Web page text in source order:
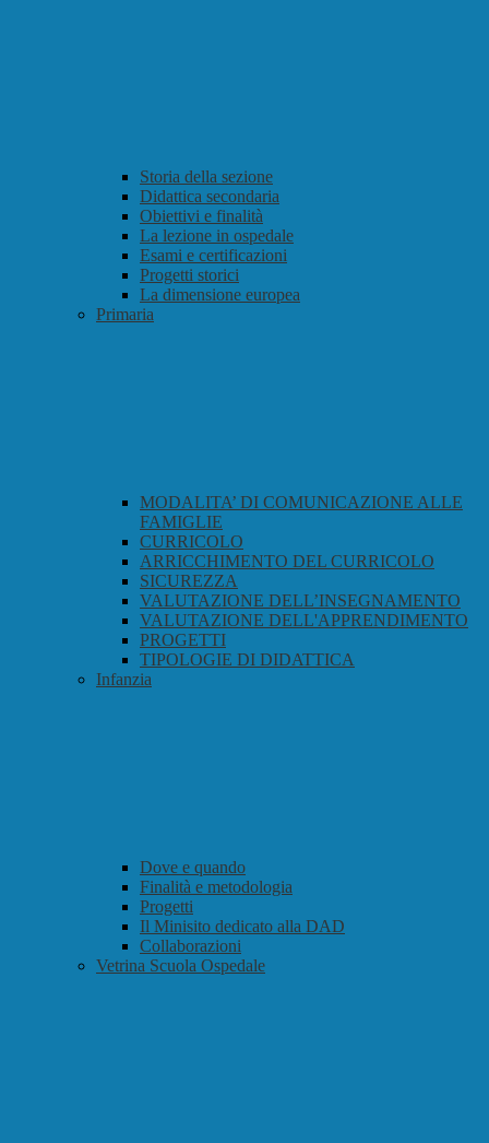
Storia della sezione
Didattica secondaria
Obiettivi e finalità
La lezione in ospedale
Esami e certificazioni
Progetti storici
La dimensione europea
Primaria
MODALITA’ DI COMUNICAZIONE ALLE
FAMIGLIE
CURRICOLO
ARRICCHIMENTO DEL CURRICOLO
SICUREZZA
VALUTAZIONE DELL’INSEGNAMENTO
VALUTAZIONE DELL'APPRENDIMENTO
PROGETTI
TIPOLOGIE DI DIDATTICA
Infanzia
Dove e quando
Finalità e metodologia
Progetti
Il Minisito dedicato alla DAD
Collaborazioni
Vetrina Scuola Ospedale